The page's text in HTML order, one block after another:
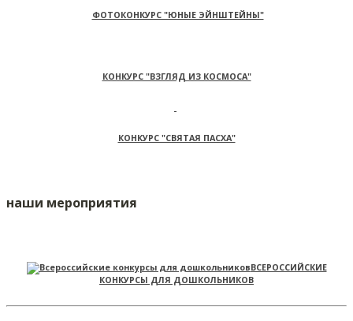
ФОТОКОНКУРС "ЮНЫЕ ЭЙНШТЕЙНЫ"
КОНКУРС "ВЗГЛЯД ИЗ КОСМОСА"
КОНКУРС "СВЯТАЯ ПАСХА"
наши мероприятия
ВСЕРОССИЙСКИЕ
КОНКУРСЫ ДЛЯ ДОШКОЛЬНИКОВ